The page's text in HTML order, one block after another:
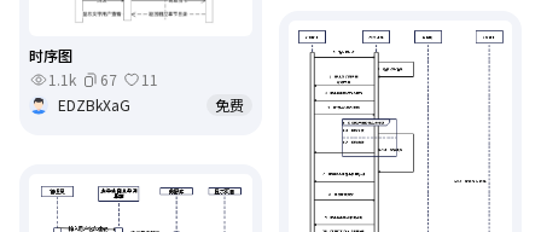
时序图
1.1k
67
11
EDZBkXaG
免费